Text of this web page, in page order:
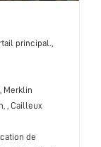
principal.,
Merklin
, Cailleux
de